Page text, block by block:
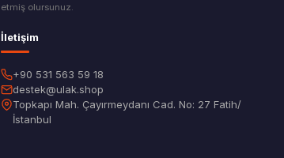
etmiş olursunuz.
İletişim
+90 531 563 59 18
destek@ulak.shop
Topkapı Mah. Çayırmeydanı Cad. No: 27 Fatih/
İstanbul